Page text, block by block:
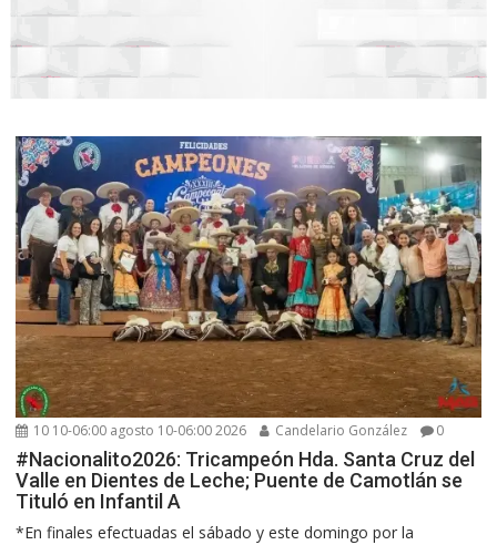
10 10-06:00 agosto 10-06:00 2026 Candelario González 0
#Nacionalito2026: Tricampeón Hda. Santa Cruz del
Valle en Dientes de Leche; Puente de Camotlán se
Tituló en Infantil A
*En finales efectuadas el sábado y este domingo por la